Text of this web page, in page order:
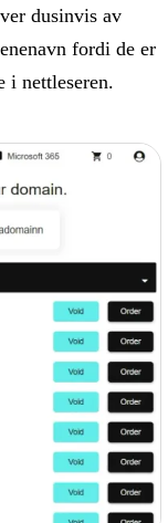
dusinvis av
fordi de er
i nettleseren.